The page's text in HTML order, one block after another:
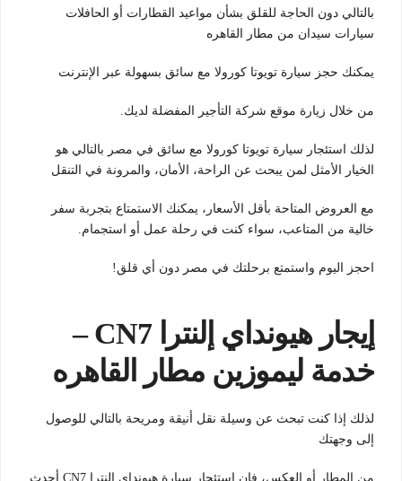
بالتالي دون الحاجة للقلق بشأن مواعيد القطارات أو الحافلات
سيارات سيدان من مطار القاهره
يمكنك حجز سيارة تويوتا كورولا مع سائق بسهولة عبر الإنترنت
من خلال زيارة موقع شركة التأجير المفضلة لديك.
لذلك استئجار سيارة تويوتا كورولا مع سائق في مصر بالتالي هو
الخيار الأمثل لمن يبحث عن الراحة، الأمان، والمرونة في التنقل
مع العروض المتاحة بأقل الأسعار، يمكنك الاستمتاع بتجربة سفر
خالية من المتاعب، سواء كنت في رحلة عمل أو استجمام.
احجز اليوم واستمتع برحلتك في مصر دون أي قلق!
إيجار هيونداي إلنترا CN7 –
خدمة ليموزين مطار القاهره
لذلك إذا كنت تبحث عن وسيلة نقل أنيقة ومريحة بالتالي للوصول
إلى وجهتك
من المطار أو العكس، فإن استئجار سيارة هيونداي إلنترا CN7 أحدث